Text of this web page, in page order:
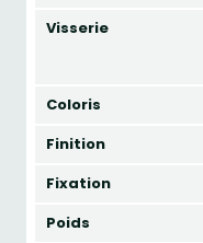
Visserie
Coloris
Finition
Fixation
Poids